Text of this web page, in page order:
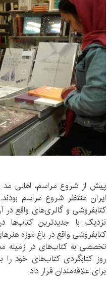
پیش از شروع مراسم، اهالی
ایران منتظر شروع مراسم
کتابفروشی و گالری‌های واقع
نزدیک با جدیدترین
کتابفروشی واقع در باغ موزه
تخصصی به کتاب‌های در زمینه
روز کتابگردی کتاب‌های خود
برای علاقه‌مندان قرار داد.